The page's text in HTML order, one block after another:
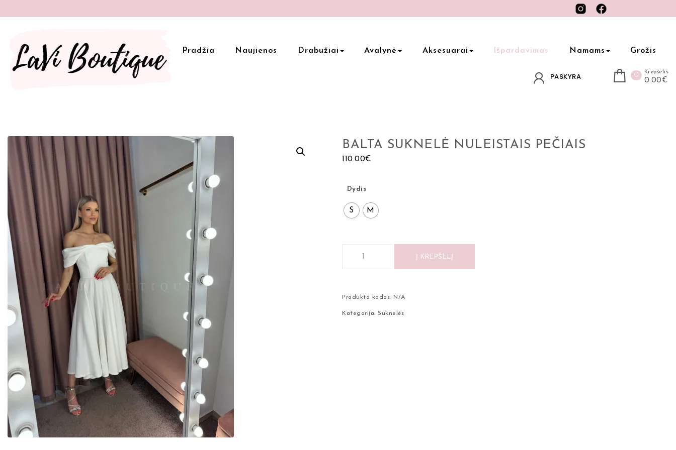
Pradžia Naujienos Drabužiai Avalynė Aksesuarai Išpardavimas Namams Grožis
PASKYRA 0 Krepšelis
0.00€
BALTA SUKNELĖ NULEISTAIS PEČIAIS
110.00€
Dydis
S M
Į KREPŠELĮ
Produkto kodas: N/A
Kategorija:Suknelės